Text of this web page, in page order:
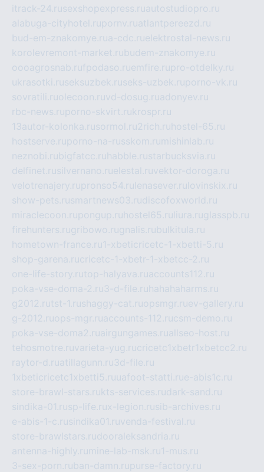
itrack-24.rusexshopexpress.ruautostudiopro.ru
alabuga-cityhotel.rupornv.ruatlantpereezd.ru
bud-em-znakomye.rua-cdc.ruelektrostal-news.ru
korolevremont-market.rubudem-znakomye.ru
oooagrosnab.rufpodaso.ruemfire.rupro-otdelky.ru
ukrasotki.ruseksuzbek.ruseks-uzbek.ruporno-vk.ru
sovratili.ruolecoon.ruvd-dosug.ruadonyev.ru
rbc-news.ruporno-skvirt.rukrospr.ru
13autor-kolonka.rusormol.ru2rich.ru hostel-65.ru
hostserve.ruporno-na-russkom.ru mishinlab.ru
neznobi.rubigfatcc.ru habble.rustarbucksvia.ru
delfinet.rusilvernano.ruelestal.ruvektor-doroga.ru
velotrenajery.rupronso54.ru lenasever.ru lovinskix.ru
show-pets.rusmartnews03.rudiscofoxworld.ru
miraclecoon.rupongup.ru hostel65.ru liura.ruglasspb.ru
firehunters.rugribowo.rugnalis.rubulkitula.ru
hometown-france.ru1-xbeticricetc-1-xbetti-5.ru
shop-garena.rucricetc-1-xbetr-1-xbetcc-2.ru
one-life-story.rutop-halyava.ruaccounts112.ru
poka-vse-doma-2.ru3-d-file.ru hahahaharms.ru
g2012.rutst-1.rushaggy-cat.ruopsmgr.ruev-gallery.ru
g-2012.ruops-mgr.ruaccounts-112.rucsm-demo.ru
poka-vse-doma2.ruairgungames.ruallseo-host.ru
tehosmotre.ruvarieta-yug.rucricetc1xbetr1xbetcc2.ru
raytor-d.ruatillagunn.ru3d-file.ru
1xbeticricetc1xbetti5.ruuafoot-statti.rue-abis1c.ru
store-brawl-stars.rukts-services.rudark-sand.ru
sindika-01.rusp-life.rux-legion.rusib-archives.ru
e-abis-1-c.rusindika01.ruvenda-festival.ru
store-brawlstars.rudooraleksandria.ru
antenna-highly.ru mine-lab-msk.ru1-mus.ru
3-sex-porn.ruban-damn.rupurse-factory.ru